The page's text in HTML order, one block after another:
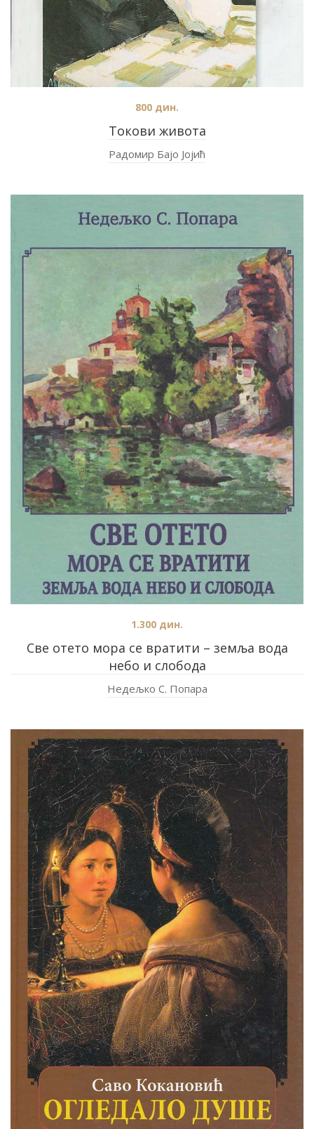
Токови живота
800 дин.
Радомир Бајо Јојић
Све отето мора се вратити – земља вода
небо и слобода
1.300 дин.
Недељко С. Попара